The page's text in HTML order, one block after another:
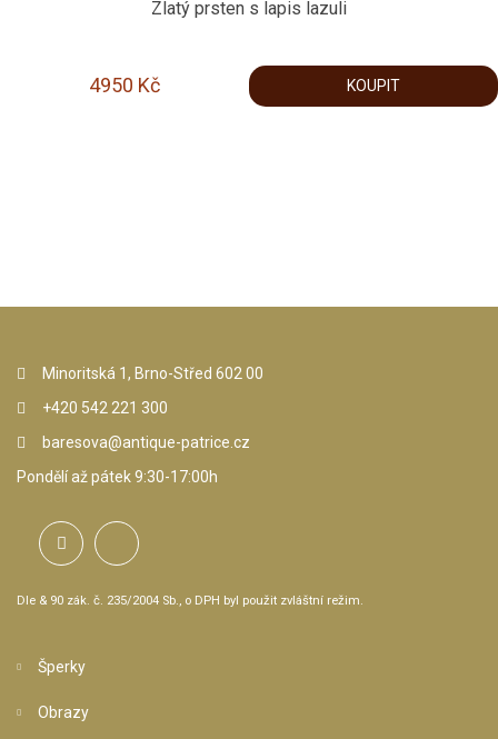
Zlatý prsten s lapis lazuli
4950 Kč KOUPIT
Minoritská 1, Brno-Střed 602 00
+420 542 221 300
baresova@antique-patrice.cz
Pondělí až pátek 9:30-17:00h
Dle & 90 zák. č. 235/2004 Sb., o DPH byl použit zvláštní režim.
Šperky
Obrazy